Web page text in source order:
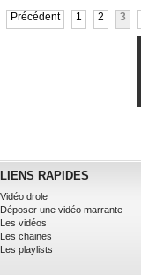
Précédent 1 2 3
LIENS RAPIDES
Vidéo drole
Déposer une vidéo marrante
Les vidéos
Les chaines
Les playlists